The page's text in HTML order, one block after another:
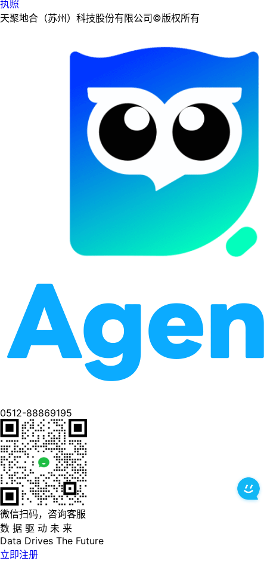
执照
天聚地合（苏州）科技股份有限公司©版权所有
0512-88869195
微信扫码，咨询客服
数 据 驱 动 未 来
Data Drives The Future
立即注册